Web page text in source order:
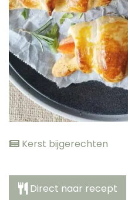
Kerst bijgerechten
Direct naar recept